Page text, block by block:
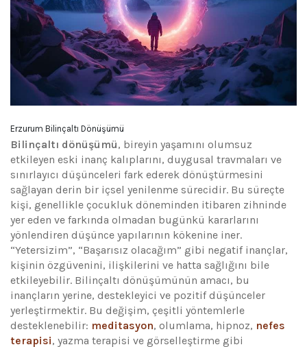
Erzurum Bilinçaltı Dönüşümü
Bilinçaltı dönüşümü, bireyin yaşamını olumsuz
etkileyen eski inanç kalıplarını, duygusal travmaları ve
sınırlayıcı düşünceleri fark ederek dönüştürmesini
sağlayan derin bir içsel yenilenme sürecidir. Bu süreçte
kişi, genellikle çocukluk döneminden itibaren zihninde
yer eden ve farkında olmadan bugünkü kararlarını
yönlendiren düşünce yapılarının kökenine iner.
“Yetersizim”, “Başarısız olacağım” gibi negatif inançlar,
kişinin özgüvenini, ilişkilerini ve hatta sağlığını bile
etkileyebilir. Bilinçaltı dönüşümünün amacı, bu
inançların yerine, destekleyici ve pozitif düşünceler
yerleştirmektir. Bu değişim, çeşitli yöntemlerle
desteklenebilir: meditasyon, olumlama, hipnoz, nefes
terapisi, yazma terapisi ve görselleştirme gibi